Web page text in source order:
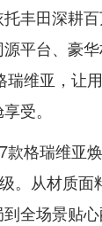
丰田深耕
平台、豪
瑞维亚，让
受。
款格瑞维亚
。从材质
全场景贴